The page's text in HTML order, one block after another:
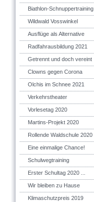
Biathlon-Schnuppertraining
Wildwald Vosswinkel
Ausflüge als Alternative
Radfahrausbildung 2021
Getrennt und doch vereint
Clowns gegen Corona
Olchis im Schnee 2021
Verkehrstheater
Vorlesetag 2020
Martins-Projekt 2020
Rollende Waldschule 2020
Eine einmalige Chance!
Schulwegtraining
Erster Schultag 2020 ...
Wir bleiben zu Hause
Klimaschutzpreis 2019